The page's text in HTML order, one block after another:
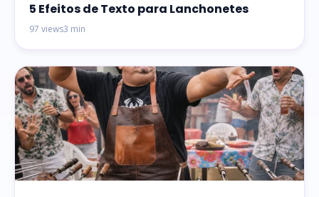
5 Efeitos de Texto para Lanchonetes
97 views3 min